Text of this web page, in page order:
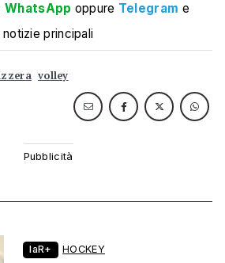
WhatsApp oppure Telegram e
principali
volley
laR+ HOCKEY